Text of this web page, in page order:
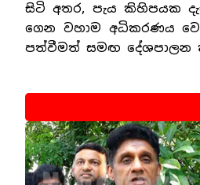
සිටි අතර, පැය කිහිපයක
ගෙන වහාම අධිකරණය
පත්වීමත් සමඟ දේශපාලන